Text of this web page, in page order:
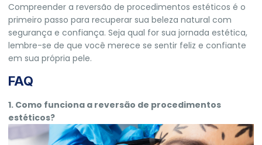
Compreender a reversão de procedimentos estéticos é o
primeiro passo para recuperar sua beleza natural com
segurança e confiança. Seja qual for sua jornada estética,
lembre-se de que você merece se sentir feliz e confiante
em sua própria pele.
FAQ
1. Como funciona a reversão de procedimentos
estéticos?